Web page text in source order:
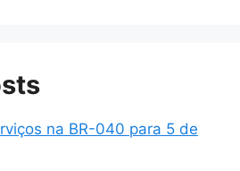
na BR-040 para 5 de